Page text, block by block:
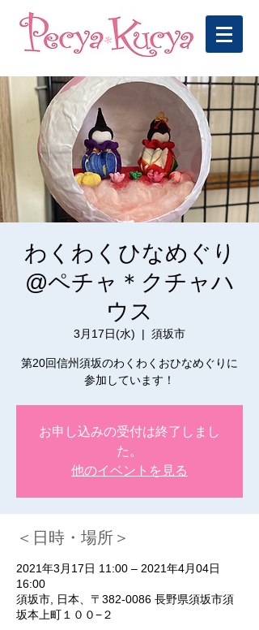
わくわくひなめぐり
@ペチャ＊クチャハ
ウス
3月17日(水)
  |
須坂市
第20回信州須坂のわくわくおひなめぐりに
参加しています！
お申し込みの受付は終了しまし
た。
他のイベントを見る
＜日時・場所＞
2021年3月17日 11:00 – 2021年4月04日
16:00
須坂市, 日本、〒382-0086 長野県須坂市須
坂本上町１００−２